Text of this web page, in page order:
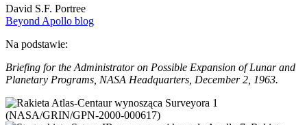
David S.F. Portree
Beyond Apollo blog
Na podstawie:
Briefing for the Administrator on Possible Expansion of Lunar and
Planetary Programs, NASA Headquarters, December 2, 1963.